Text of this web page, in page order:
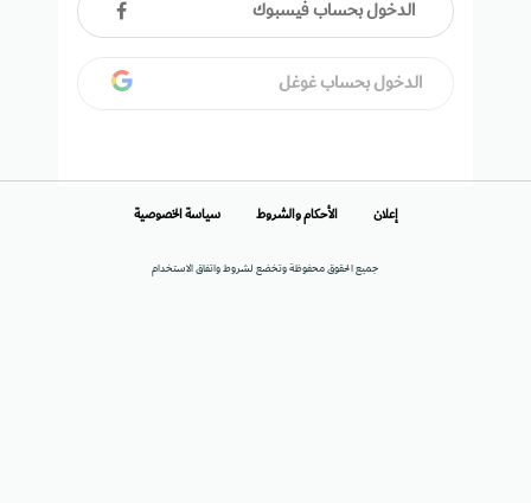
الدخول بحساب فيسبوك
الدخول بحساب غوغل
جميع الحقوق محفوظة وتخضع لشروط واتفاق الاستخدام
إعلان الأحكام والشروط سياسة الخصوصية